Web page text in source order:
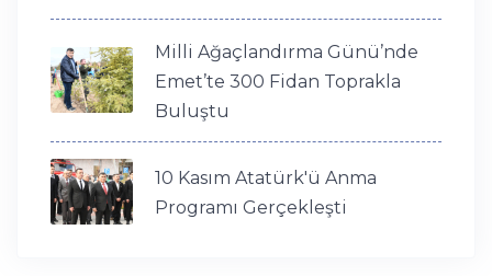
Milli Ağaçlandırma Günü’nde
Emet’te 300 Fidan Toprakla
Buluştu
10 Kasım Atatürk'ü Anma
Programı Gerçekleşti